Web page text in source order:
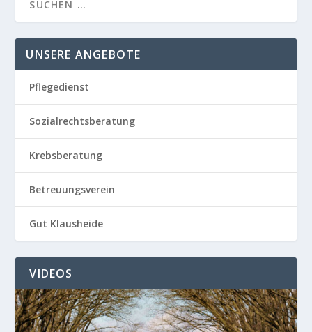
UNSERE ANGEBOTE
Pflegedienst
Sozialrechtsberatung
Krebsberatung
Betreuungsverein
Gut Klausheide
VIDEOS